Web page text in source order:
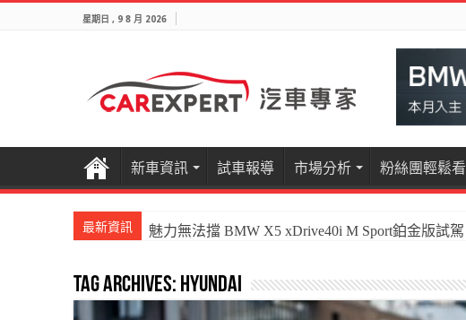
星期日 , 9 8 月 2026
新車資訊 試車報導 市場分析 粉絲團輕鬆看
最新資訊 法國都會小清新 Peugeot 208 P2 Hybrid試駕
Tag Archives: Hyundai